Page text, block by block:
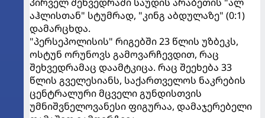
პირველ შეხვედრაში საუდის არაბეთის "ალ
აჰლისთან" სტუმრად, "კინგ აბდულაზე" (0:1)
დამარცხდა.
"პერსეპოლისის" რიგებში 23 წლის უზბეკს,
ოსტუნ ორუნოვს გამოვარჩევდით, რაც
შეხვედრამაც დაამტკიცა. რაც შეეხება 33
წლის გველესიანს, საქართველოს ნაკრების
ცენტრალური მცველი გუნდისთვის
უმნიშვნელოვანესი ფიგურაა, დამაჯერებელი